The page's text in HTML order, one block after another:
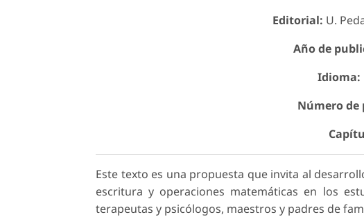
Editorial: U.
Año de
Idioma:
Número de
Este texto es una propuesta que invita al
escritura y operaciones matemáticas en los
terapeutas y psicólogos, maestros y padres de